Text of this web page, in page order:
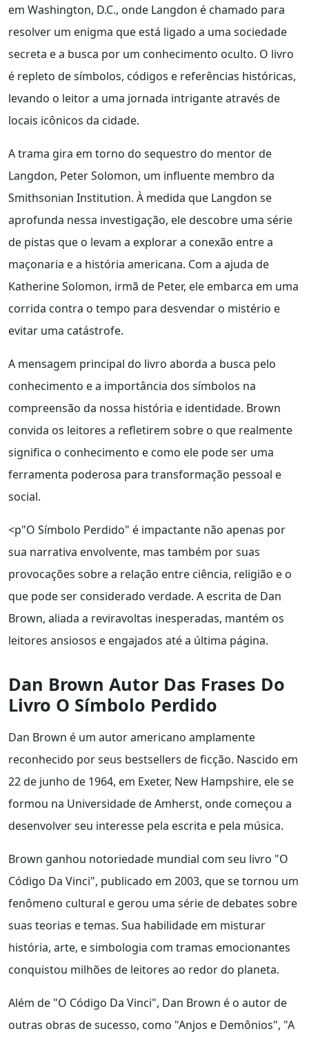
em Washington, D.C., onde Langdon é chamado para
resolver um enigma que está ligado a uma sociedade
secreta e a busca por um conhecimento oculto. O livro
é repleto de símbolos, códigos e referências históricas,
levando o leitor a uma jornada intrigante através de
locais icônicos da cidade.
A trama gira em torno do sequestro do mentor de
Langdon, Peter Solomon, um influente membro da
Smithsonian Institution. À medida que Langdon se
aprofunda nessa investigação, ele descobre uma série
de pistas que o levam a explorar a conexão entre a
maçonaria e a história americana. Com a ajuda de
Katherine Solomon, irmã de Peter, ele embarca em uma
corrida contra o tempo para desvendar o mistério e
evitar uma catástrofe.
A mensagem principal do livro aborda a busca pelo
conhecimento e a importância dos símbolos na
compreensão da nossa história e identidade. Brown
convida os leitores a refletirem sobre o que realmente
significa o conhecimento e como ele pode ser uma
ferramenta poderosa para transformação pessoal e
social.
<p"O Símbolo Perdido" é impactante não apenas por
sua narrativa envolvente, mas também por suas
provocações sobre a relação entre ciência, religião e o
que pode ser considerado verdade. A escrita de Dan
Brown, aliada a reviravoltas inesperadas, mantém os
leitores ansiosos e engajados até a última página.
Dan Brown Autor Das Frases Do
Livro O Símbolo Perdido
Dan Brown é um autor americano amplamente
reconhecido por seus bestsellers de ficção. Nascido em
22 de junho de 1964, em Exeter, New Hampshire, ele se
formou na Universidade de Amherst, onde começou a
desenvolver seu interesse pela escrita e pela música.
Brown ganhou notoriedade mundial com seu livro "O
Código Da Vinci", publicado em 2003, que se tornou um
fenômeno cultural e gerou uma série de debates sobre
suas teorias e temas. Sua habilidade em misturar
história, arte, e simbologia com tramas emocionantes
conquistou milhões de leitores ao redor do planeta.
Além de "O Código Da Vinci", Dan Brown é o autor de
outras obras de sucesso, como "Anjos e Demônios", "A